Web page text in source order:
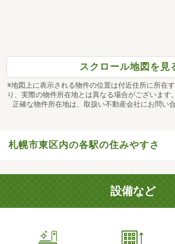
スクロール地図を見
※地図上に表示される物件の位置は付近住所に所在
り、実際の物件所在地とは異なる場合がございます。
正確な物件所在地は、取扱い不動産会社にお問い
札幌市東区内の各駅の住みやすさ
設備など